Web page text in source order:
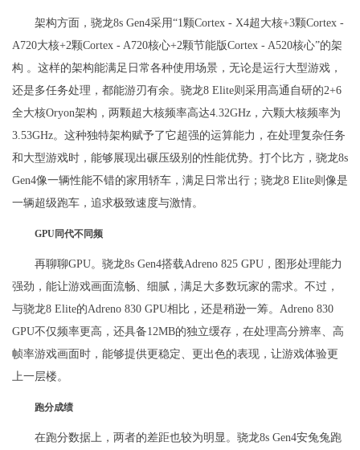
架构方面，骁龙8s Gen4采用“1颗Cortex - X4超大核+3颗Cortex -
A720大核+2颗Cortex - A720核心+2颗节能版Cortex - A520核心”的架
构 。这样的架构能满足日常各种使用场景，无论是运行大型游戏，
还是多任务处理，都能游刃有余。骁龙8 Elite则采用高通自研的2+6
全大核Oryon架构，两颗超大核频率高达4.32GHz，六颗大核频率为
3.53GHz。这种独特架构赋予了它超强的运算能力，在处理复杂任务
和大型游戏时，能够展现出碾压级别的性能优势。打个比方，骁龙8s
Gen4像一辆性能不错的家用轿车，满足日常出行；骁龙8 Elite则像是
一辆超级跑车，追求极致速度与激情。
GPU同代不同频
再聊聊GPU。骁龙8s Gen4搭载Adreno 825 GPU，图形处理能力
强劲，能让游戏画面流畅、细腻，满足大多数玩家的需求。不过，
与骁龙8 Elite的Adreno 830 GPU相比，还是稍逊一筹。Adreno 830
GPU不仅频率更高，还具备12MB的独立缓存，在处理高分辨率、高
帧率游戏画面时，能够提供更稳定、更出色的表现，让游戏体验更
上一层楼。
跑分成绩
在跑分数据上，两者的差距也较为明显。骁龙8s Gen4安兔兔跑